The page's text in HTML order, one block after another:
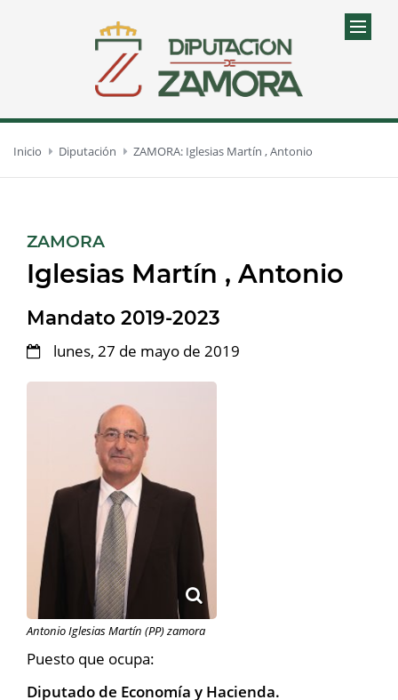
Inicio Diputación ZAMORA: Iglesias Martín , Antonio
ZAMORA:
Iglesias Martín , Antonio
Mandato 2019-2023
lunes, 27 de mayo de 2019
Antonio Iglesias Martín (PP) zamora
Puesto que ocupa:
Diputado de Economía y Hacienda.